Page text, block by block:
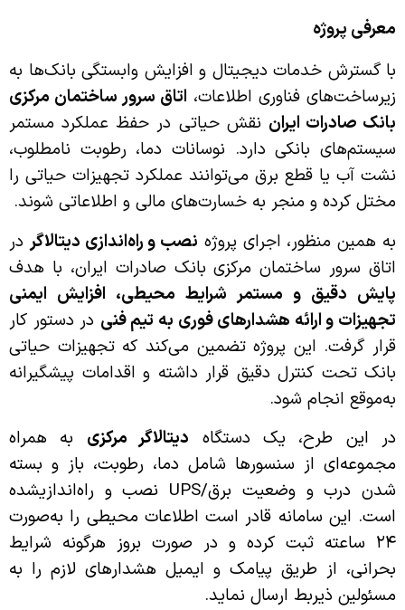
معرفی پروژه
با گسترش خدمات دیجیتال و افزایش وابستگی بانک‌ها به
زیرساخت‌های فناوری اطلاعات، اتاق سرور ساختمان مرکزی
بانک صادرات ایران نقش حیاتی در حفظ عملکرد مستمر
سیستم‌های بانکی دارد. نوسانات دما، رطوبت نامطلوب،
نشت آب یا قطع برق می‌توانند عملکرد تجهیزات حیاتی را
مختل کرده و منجر به خسارت‌های مالی و اطلاعاتی شوند.
به همین منظور، اجرای پروژه نصب و راه‌اندازی دیتالاگر در
اتاق سرور ساختمان مرکزی بانک صادرات ایران، با هدف
پایش دقیق و مستمر شرایط محیطی، افزایش ایمنی
تجهیزات و ارائه هشدارهای فوری به تیم فنی در دستور کار
قرار گرفت. این پروژه تضمین می‌کند که تجهیزات حیاتی
بانک تحت کنترل دقیق قرار داشته و اقدامات پیشگیرانه
به‌موقع انجام شود.
در این طرح، یک دستگاه دیتالاگر مرکزی به همراه
مجموعه‌ای از سنسورها شامل دما، رطوبت، باز و بسته
شدن درب و وضعیت برق/UPS نصب و راه‌اندازیشده
است. این سامانه قادر است اطلاعات محیطی را به‌صورت
۲۴ ساعته ثبت کرده و در صورت بروز هرگونه شرایط
بحرانی، از طریق پیامک و ایمیل هشدارهای لازم را به
مسئولین ذیربط ارسال نماید.